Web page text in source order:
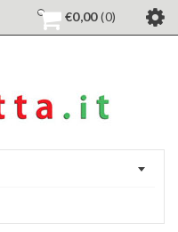
€0,00 0